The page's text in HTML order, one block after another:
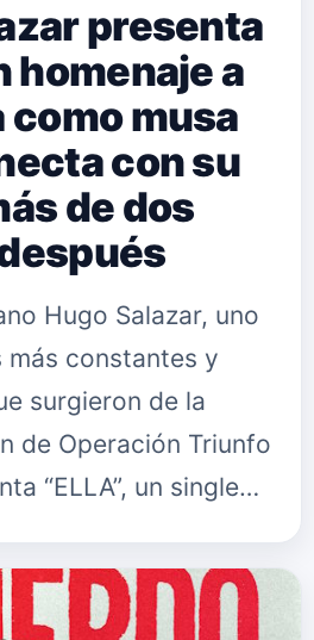
presenta
homenaje a
como musa
con su
de dos
Hugo Salazar, uno
más constantes y
surgieron de la
de Operación Triunfo
“ELLA”, un single
reciente…